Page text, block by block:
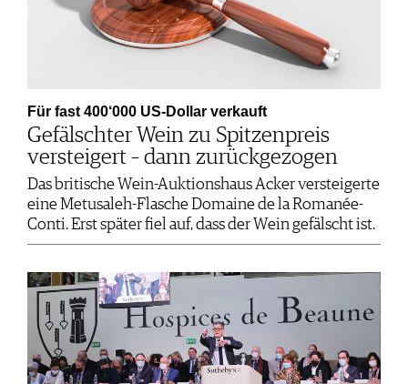
Für fast 400‘000 US-Dollar verkauft
Gefälschter Wein zu Spitzenpreis
versteigert – dann zurückgezogen
Das britische Wein-Auktionshaus Acker versteigerte
eine Metusaleh-Flasche Domaine de la Romanée-
Conti. Erst später fiel auf, dass der Wein gefälscht ist.